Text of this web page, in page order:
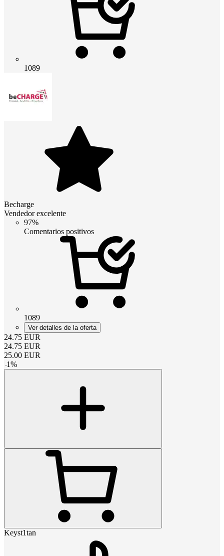
1089
Becharge
Vendedor excelente
97%
Comentarios positivos
1089
Ver detalles de la oferta
24.75 EUR
24.75 EUR
25.00 EUR
-1%
Keyst1tan